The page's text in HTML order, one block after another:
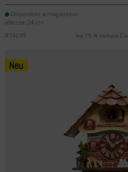
Disponibile a magazzino
altezza: 24 cm
#74039 Iva 19 % inclusa